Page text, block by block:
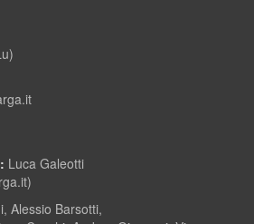
Luca Galeotti
)
Alessio Barsotti,